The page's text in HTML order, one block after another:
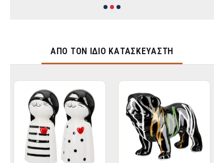
ΑΠΌ ΤΟΝ ΊΔΙΟ ΚΑΤΑΣΚΕΥΑΣΤΉ